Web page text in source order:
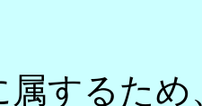
属するた